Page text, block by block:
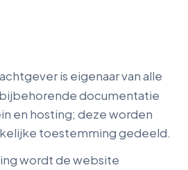
is eigenaar van alle
documentatie
en hosting; deze worden
toestemming gedeeld.
wordt de website